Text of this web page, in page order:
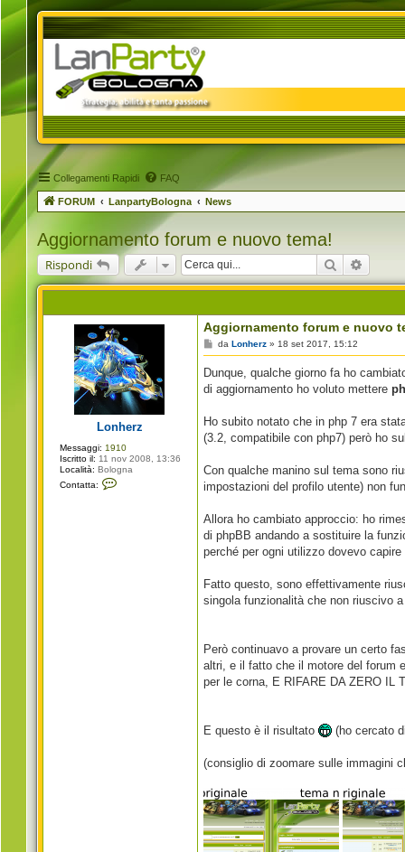
Collegamenti Rapidi FAQ
FORUM LanpartyBologna News
Aggiornamento forum e nuovo tema!
Rispondi Cerca
Lonherz
Messaggi: 1910
Iscritto il: 11 nov 2008, 13:36
Località: Bologna
Contatta:
Aggiornamento forum e nuovo
M
e
s
a
i
daLonherz » 18 set 2017, 15:12
Dunque, qualche giorno fa ho
di aggiornamento ho voluto mettere
Ho subito notato che in php 7 era
(3.2, compatibile con php7) però ho
Con qualche manino sul tema sono
impostazioni del profilo utente) non
Allora ho cambiato approccio: ho
di phpBB andando a sostituire la
perché per ogni utilizzo dovevo
Fatto questo, sono effettivamente
singola funzionalità che non riuscivo
Però continuavo a provare un certo
altri, e il fatto che il motore del forum
per le corna, E RIFARE DA ZERO IL
E questo è il risultato (ho cercato
(consiglio di zoomare sulle immagini